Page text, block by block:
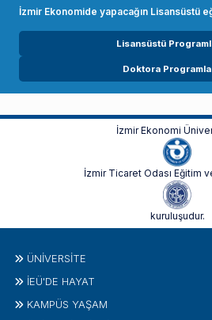
İzmir Ekonomide yapacağın Lisansüstü
Lisansüstü
Doktora
İzmir Ekonomi
İzmir Ticaret Odası Eğitim
kuruluşudur.
ÜNIVERSITE
İEÜ'DE HAYAT
KAMPÜS YAŞAM